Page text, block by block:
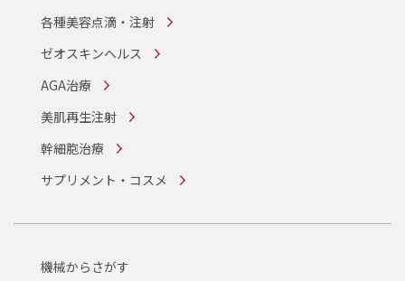
各種美容点滴・注射
ゼオスキンヘルス
AGA治療
美肌再生注射
幹細胞治療
サプリメント・コスメ
機械からさがす